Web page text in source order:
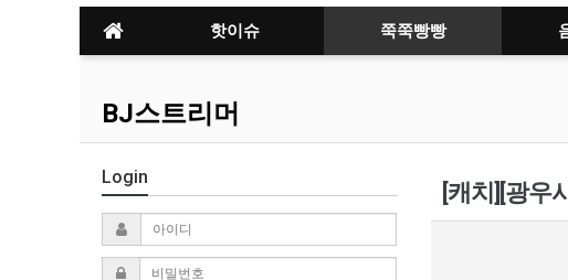
핫이슈 쭉쭉빵빵
BJ스트리머
[캐치][광우
Login